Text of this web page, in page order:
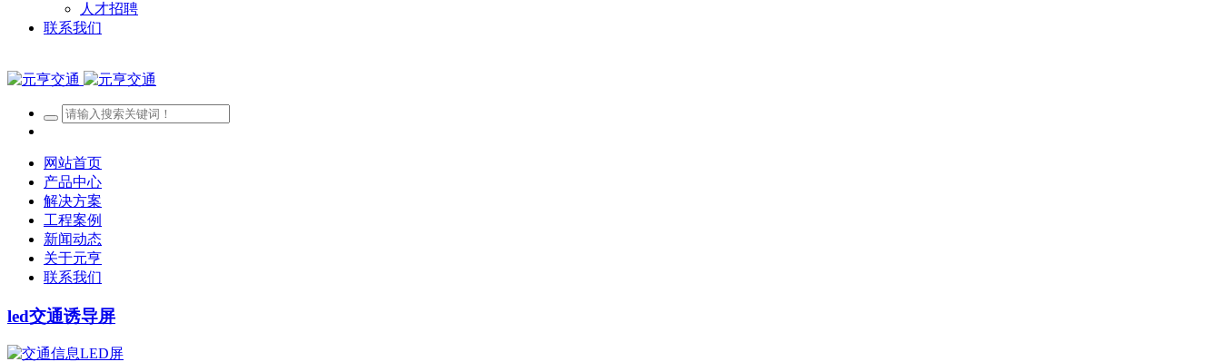
人才招聘
联系我们
网站首页
产品中心
解决方案
工程案例
新闻动态
关于元亨
联系我们
led交通诱导屏